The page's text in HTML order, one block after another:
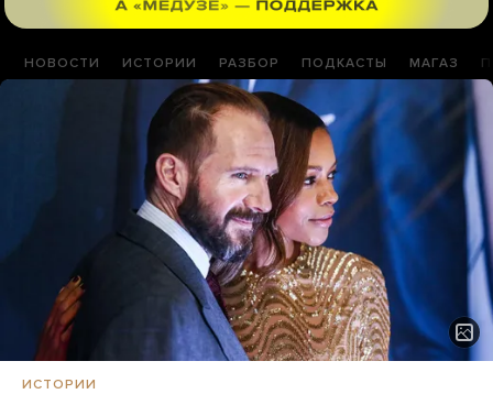
НОВОСТИ ИСТОРИИ РАЗБОР ПОДКАСТЫ МАГАЗ
ИСТОРИИ